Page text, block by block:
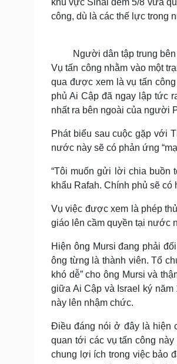
Dinh dưỡng - món ngon
Cây thuốc
Nam khoa
Làm đẹp - giảm cân
Phòng mạch online
Ăn sạch sống khỏe
Cải chính
khu vực Sinai đêm 5/8 vừa
công, dù là các thế lực trong
Người dân tập trung
Vụ tấn công nhằm vào một
qua được xem là vụ tấn
phủ Ai Cập đã ngay lập tức
nhất ra bên ngoài của người
Phát biểu sau cuộc gặp với
nước này sẽ có phản ứng
“Tôi muốn gửi lời chia buồn
khẩu Rafah. Chính phủ sẽ có
Vụ việc được xem là phép
giáo lên cầm quyền tại nước
Hiện ông Mursi đang phải
ông từng là thành viên. Tổ
khó dễ” cho ông Mursi và
giữa Ai Cập và Israel ký
này lên nhậm chức.
Điều đáng nói ở đây là hiện
quan tới các vụ tấn công
chung lợi ích trong việc bảo